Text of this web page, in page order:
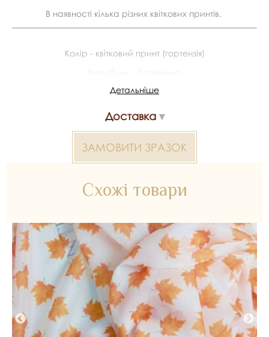
В наявності кілька різних квіткових принтів.
Колір - квітковий принт (гортензія)
Склад - 100% поліестер
Ширина - 1,5 м
У рулоні - 50 м
Органза принт 2000000330280 — матеріал для весільних
суконь, декору та колекцій ательє. Доступний оптом і в
Детальніше
Доставка
ЗАМОВИТИ ЗРАЗОК
Схожі товари